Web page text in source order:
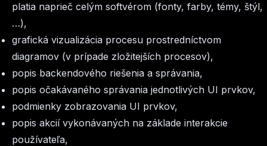
platia naprieč celým softvérom (fonty, farby, témy, štýl,
…),
grafická vizualizácia procesu prostredníctvom
diagramov (v prípade zložitejších procesov),
popis backendového riešenia a správania,
popis očakávaného správania jednotlivých UI prvkov,
podmienky zobrazovania UI prvkov,
popis akcií vykonávaných na základe interakcie
používateľa,